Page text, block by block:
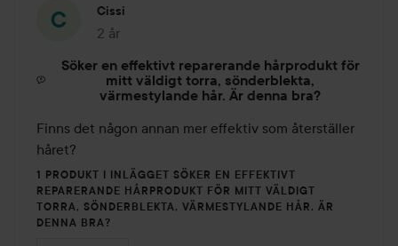
Cissi
2 år
Inlägget skapades 2 år
Söker en effektivt reparerande hårprodukt för
mitt väldigt torra, sönderblekta,
värmestylande hår. Är denna bra?
Finns det någon annan mer effektiv som återställer
håret?
1 PRODUKT I INLÄGGET SÖKER EN EFFEKTIVT
REPARERANDE HÅRPRODUKT FÖR MITT VÄLDIGT
TORRA, SÖNDERBLEKTA, VÄRMESTYLANDE HÅR. ÄR
DENNA BRA?